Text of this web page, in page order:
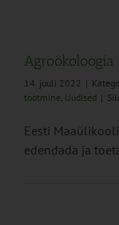
14. juuli 2022 |
tootmine, Uudised |
Eesti
edendada ja